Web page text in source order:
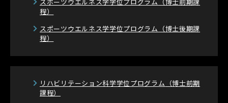
スポーツウエルネス学学位プログラム
（博士前期課
程）
スポーツウエルネス学学位プログラム
（博士後期課
程）
リハビリテーション科学学位プログラム
（博士前期
課程）